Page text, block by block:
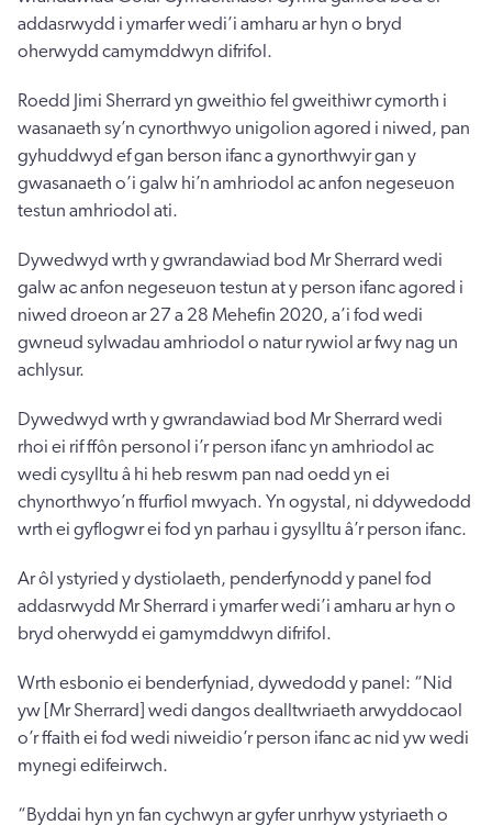
addasrwydd i ymarfer wedi’i amharu ar hyn o bryd
oherwydd camymddwyn difrifol.
Roedd Jimi Sherrard yn gweithio fel gweithiwr cymorth i
wasanaeth sy’n cynorthwyo unigolion agored i niwed, pan
gyhuddwyd ef gan berson ifanc a gynorthwyir gan y
gwasanaeth o’i galw hi’n amhriodol ac anfon negeseuon
testun amhriodol ati.
Dywedwyd wrth y gwrandawiad bod Mr Sherrard wedi
galw ac anfon negeseuon testun at y person ifanc agored i
niwed droeon ar 27 a 28 Mehefin 2020, a’i fod wedi
gwneud sylwadau amhriodol o natur rywiol ar fwy nag un
achlysur.
Dywedwyd wrth y gwrandawiad bod Mr Sherrard wedi
rhoi ei rif ffôn personol i’r person ifanc yn amhriodol ac
wedi cysylltu â hi heb reswm pan nad oedd yn ei
chynorthwyo’n ffurfiol mwyach. Yn ogystal, ni ddywedodd
wrth ei gyflogwr ei fod yn parhau i gysylltu â’r person ifanc.
Ar ôl ystyried y dystiolaeth, penderfynodd y panel fod
addasrwydd Mr Sherrard i ymarfer wedi’i amharu ar hyn o
bryd oherwydd ei gamymddwyn difrifol.
Wrth esbonio ei benderfyniad, dywedodd y panel: “Nid
yw [Mr Sherrard] wedi dangos dealltwriaeth arwyddocaol
o’r ffaith ei fod wedi niweidio’r person ifanc ac nid yw wedi
mynegi edifeirwch.
“Byddai hyn yn fan cychwyn ar gyfer unrhyw ystyriaeth o